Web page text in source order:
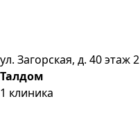
ул. Загорская, д. 40 этаж 2
Талдом
1 клиника